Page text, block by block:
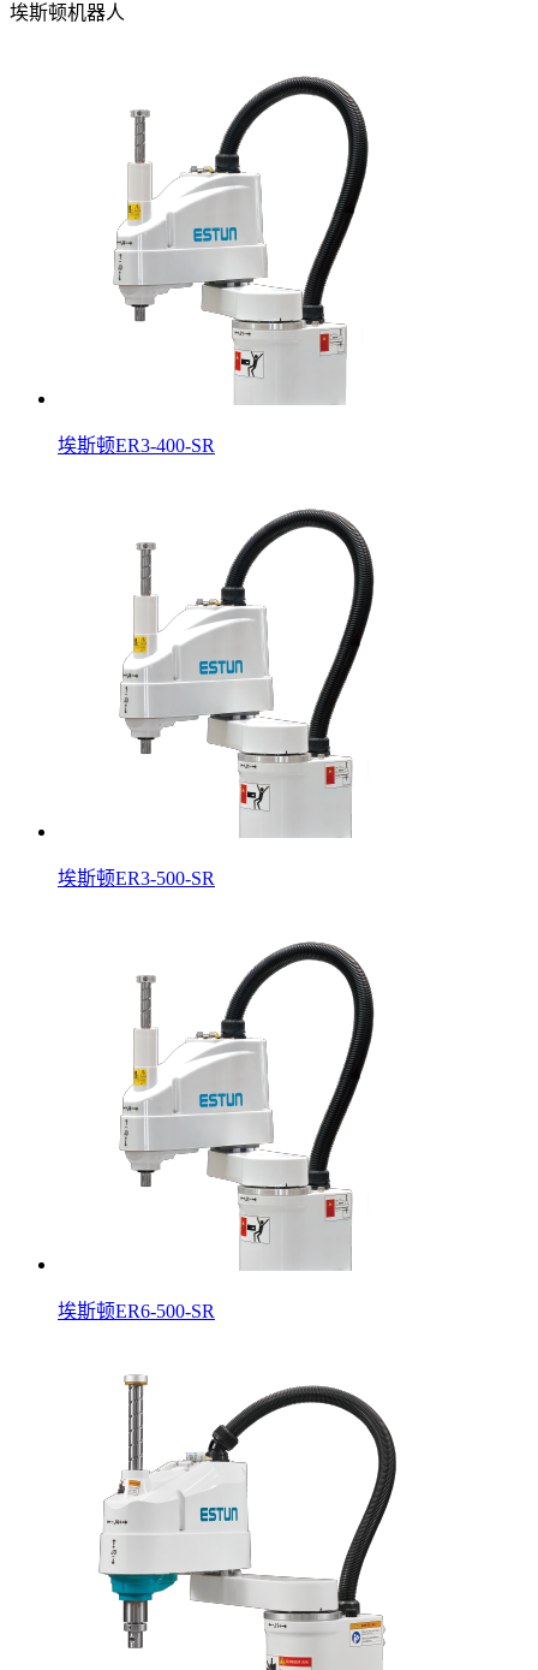
埃斯顿机器人
埃斯顿ER3-400-SR
埃斯顿ER3-500-SR
埃斯顿ER6-500-SR